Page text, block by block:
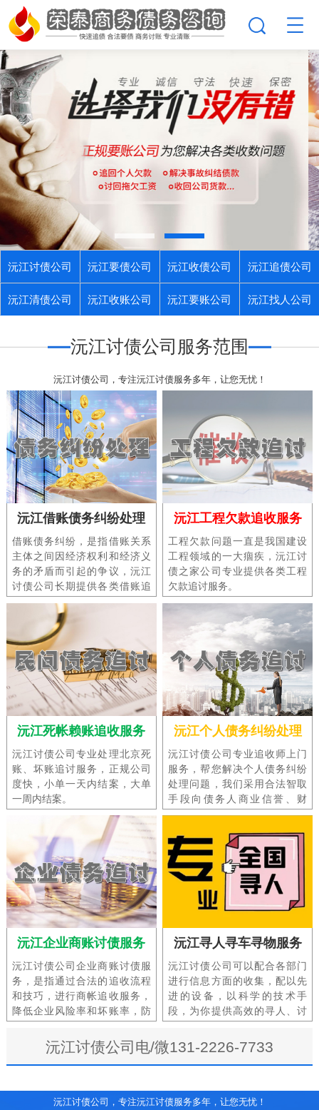
沅江讨债公司 沅江要债公司 沅江收债公司 沅江追债公司
沅江清债公司 沅江收账公司 沅江要账公司 沅江找人公司
沅江讨债公司服务范围
沅江讨债公司，专注沅江讨债服务多年，让您无忧！
沅江借账债务纠纷处理
借账债务纠纷，是指借账关系
主体之间因经济权利和经济义
务的矛盾而引起的争议，沅江
讨债公司长期提供各类借账追
讨、要账、讨债服务。
沅江工程欠款追收服务
工程欠款问题一直是我国建设
工程领域的一大痼疾，沅江讨
债之家公司专业提供各类工程
欠款追讨服务。
沅江死帐赖账追收服务
沅江讨债公司专业处理北京死
账、坏账追讨服务，正规公司
度快，小单一天内结案，大单
一周内结案。
沅江个人债务纠纷处理
沅江讨债公司专业追收师上门
服务，帮您解决个人债务纠纷
处理问题，我们采用合法智取
手段向债务人商业信誉、财
产、精神等诸多方面施加强大
沅江企业商账讨债服务
沅江讨债公司企业商账讨债服
务，是指通过合法的追收流程
和技巧，进行商帐追收服务，
降低企业风险率和坏账率，防
式带来的信用风险。
沅江寻人寻车寻物服务
沅江讨债公司可以配合各部门
进行信息方面的收集，配以先
进的设备，以科学的技术手
段，为你提供高效的寻人、讨
沅江讨债公司电/微131-2226-7733
沅江讨债公司，专注沅江讨债服务多年，让您无忧！